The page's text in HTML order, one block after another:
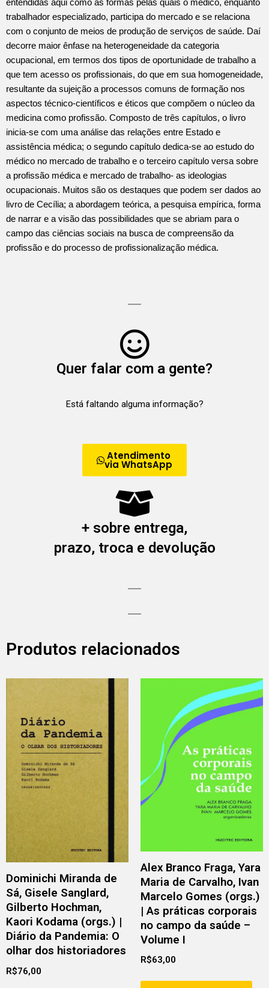
entendidas aqui como as formas pelas quais o médico, enquanto
trabalhador especializado, participa do mercado e se relaciona
com o conjunto de meios de produção de serviços de saúde. Daí
decorre maior ênfase na heterogeneidade da categoria
ocupacional, em termos dos tipos de oportunidade de trabalho a
que tem acesso os profissionais, do que em sua homogeneidade,
resultante da sujeição a processos comuns de formação nos
aspectos técnico-científicos e éticos que compõem o núcleo da
medicina como profissão. Composto de três capítulos, o livro
inicia-se com uma análise das relações entre Estado e
assistência médica; o segundo capítulo dedica-se ao estudo do
médico no mercado de trabalho e o terceiro capítulo versa sobre
a profissão médica e mercado de trabalho- as ideologias
ocupacionais. Muitos são os destaques que podem ser dados ao
livro de Cecília; a abordagem teórica, a pesquisa empírica, forma
de narrar e a visão das possibilidades que se abriam para o
campo das ciências sociais na busca de compreensão da
profissão e do processo de profissionalização médica.
Quer falar com a gente?
Está faltando alguma informação?
Atendimento
via WhatsApp
+ sobre entrega,
prazo, troca e devolução
Produtos relacionados
Dominichi Miranda de
Sá, Gisele Sanglard,
Gilberto Hochman,
Kaori Kodama (orgs.) |
Diário da Pandemia: O
olhar dos historiadores
R$76,00
Alex Branco Fraga, Yara
Maria de Carvalho, Ivan
Marcelo Gomes (orgs.)
| As práticas corporais
no campo da saúde –
Volume I
R$63,00